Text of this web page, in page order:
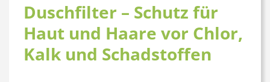
Duschfilter – Schutz für
Haut und Haare vor Chlor,
Kalk und Schadstoffen